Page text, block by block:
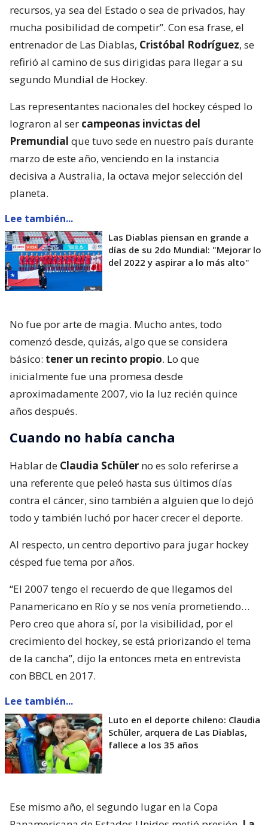
recursos, ya sea del Estado o sea de privados, hay
mucha posibilidad de competir”. Con esa frase, el
entrenador de Las Diablas, Cristóbal Rodríguez, se
refirió al camino de sus dirigidas para llegar a su
segundo Mundial de Hockey.
Las representantes nacionales del hockey césped lo
lograron al ser campeonas invictas del
Premundial que tuvo sede en nuestro país durante
marzo de este año, venciendo en la instancia
decisiva a Australia, la octava mejor selección del
planeta.
Lee también...
Las Diablas piensan en grande a
días de su 2do Mundial: "Mejorar lo
del 2022 y aspirar a lo más alto"
No fue por arte de magia. Mucho antes, todo
comenzó desde, quizás, algo que se considera
básico: tener un recinto propio. Lo que
inicialmente fue una promesa desde
aproximadamente 2007, vio la luz recién quince
años después.
Cuando no había cancha
Hablar de Claudia Schüler no es solo referirse a
una referente que peleó hasta sus últimos días
contra el cáncer, sino también a alguien que lo dejó
todo y también luchó por hacer crecer el deporte.
Al respecto, un centro deportivo para jugar hockey
césped fue tema por años.
“El 2007 tengo el recuerdo de que llegamos del
Panamericano en Río y se nos venía prometiendo…
Pero creo que ahora sí, por la visibilidad, por el
crecimiento del hockey, se está priorizando el tema
de la cancha”, dijo la entonces meta en entrevista
con BBCL en 2017.
Lee también...
Luto en el deporte chileno: Claudia
Schüler, arquera de Las Diablas,
fallece a los 35 años
Ese mismo año, el segundo lugar en la Copa